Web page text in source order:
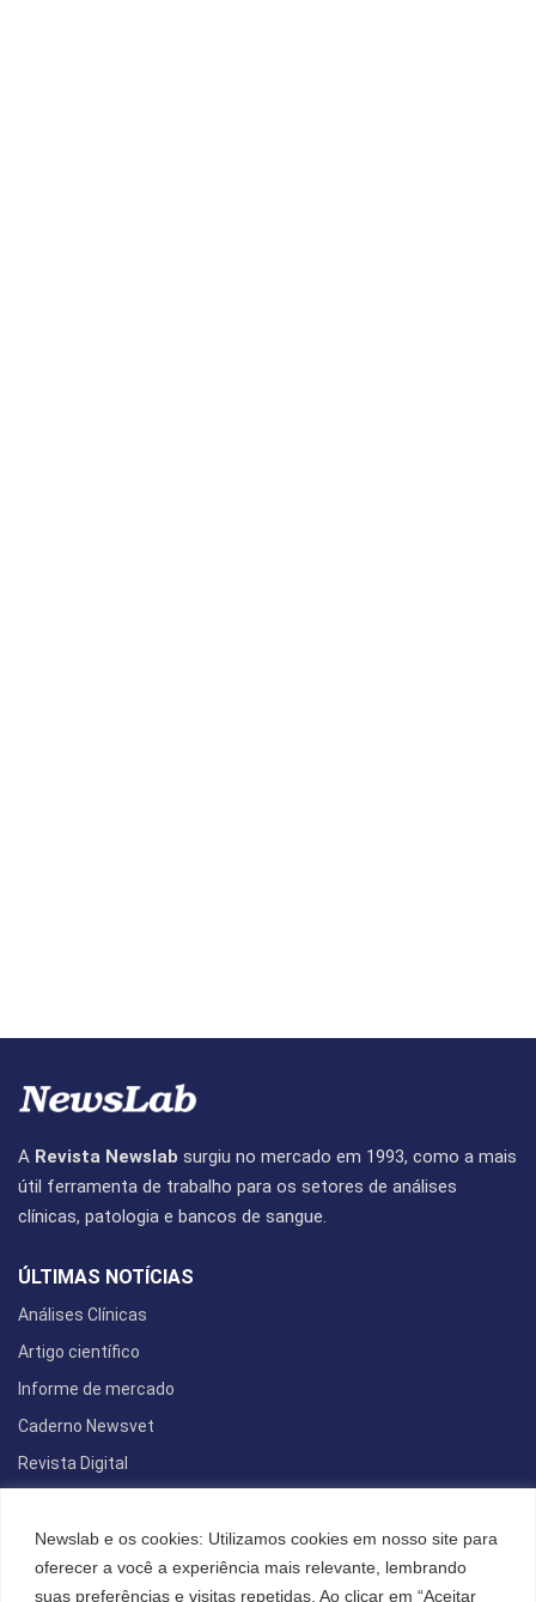
Newslab e os cookies: Utilizamos cookies em nosso site para
oferecer a você a experiência mais relevante, lembrando
suas preferências e visitas repetidas. Ao clicar em “Aceitar
A Revista Newslab surgiu no mercado em 1993, como a mais
útil ferramenta de trabalho para os setores de análises
clínicas, patologia e bancos de sangue.
ÚLTIMAS NOTÍCIAS
Análises Clínicas
Artigo científico
Informe de mercado
Caderno Newsvet
Revista Digital